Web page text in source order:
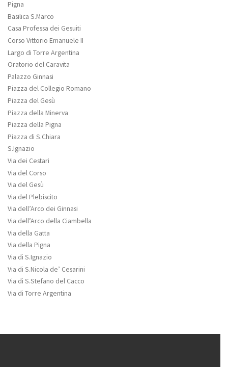
Pigna
Basilica S.Marco
Casa Professa dei Gesuiti
Corso Vittorio Emanuele II
Largo di Torre Argentina
Oratorio del Caravita
Palazzo Ginnasi
Piazza del Collegio Romano
Piazza del Gesù
Piazza della Minerva
Piazza della Pigna
Piazza di S.Chiara
S.Ignazio
Via dei Cestari
Via del Corso
Via del Gesù
Via del Plebiscito
Via dell’Arco dei Ginnasi
Via dell’Arco della Ciambella
Via della Gatta
Via della Pigna
Via di S.Ignazio
Via di S.Nicola de’ Cesarini
Via di S.Stefano del Cacco
Via di Torre Argentina